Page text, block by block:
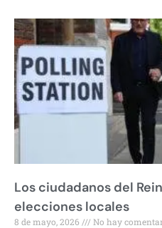
Los ciudadanos del
elecciones locales
8 de mayo, 2026 No hay